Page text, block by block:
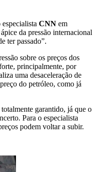
CNN em
da pressão internacional
ter passado”.
sobre os preços dos
principalmente, por
uma desaceleração de
do petróleo, como já
garantido, já que o
Para o especialista
podem voltar a subir.